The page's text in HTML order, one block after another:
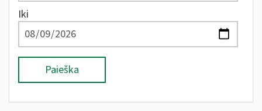
Iki
Paieška